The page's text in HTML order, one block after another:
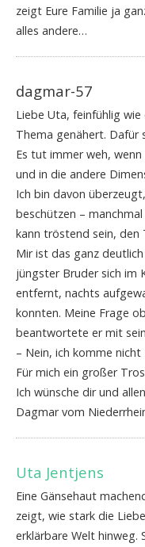
zeigt Eure Familie ja
alles andere…
dagmar-57
Liebe Uta, feinfühlig
Thema genähert. Dafür
Es tut immer weh,
und in die andere
Ich bin davon
beschützen –
kann tröstend sein, den
Mir ist das ganz
jüngster Bruder sich im
entfernt, nachts
konnten. Meine Frage
beantwortete er mit
– Nein, ich komme nicht
Für mich ein großer
Ich wünsche dir und
Dagmar vom
Uta Jentjens
Eine Gänsehaut
zeigt, wie stark die
erklärbare Welt hinweg.